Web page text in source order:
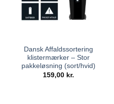
Dansk Affaldssortering
klistermærker – Stor
pakkeløsning (sort/hvid)
159,00 kr.